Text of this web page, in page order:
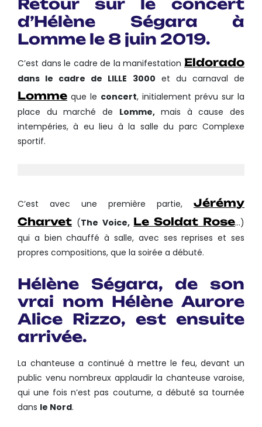
Retour sur le concert
d’Hélène Ségara à
Lomme le 8 juin 2019.
C’est dans le cadre de la manifestation Eldorado
dans le cadre de LILLE 3000 et du carnaval de
Lomme que le concert, initialement prévu sur la
place du marché de Lomme,mais à cause des
intempéries, à eu lieu à la salle du parc Complexe
sportif.
C’est avec une première partie, Jérémy
Charvet (The Voice, Le Soldat Rose…)
qui a bien chauffé à salle, avec ses reprises et ses
propres compositions, que la soirée a débuté.
Hélène Ségara, de son
vrai nom Hélène Aurore
Alice Rizzo, est ensuite
arrivée.
La chanteuse a continué à mettre le feu, devant un
public venu nombreux applaudir la chanteuse varoise,
qui une fois n’est pas coutume, a débuté sa tournée
dans le Nord.